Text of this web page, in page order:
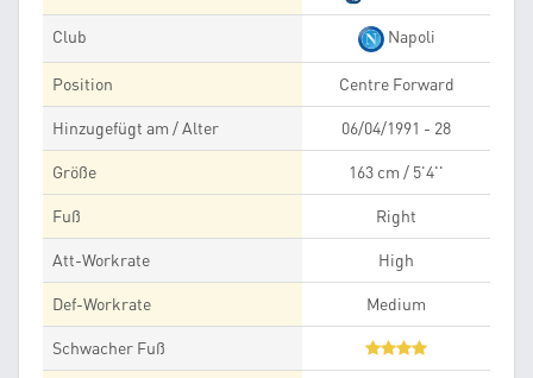
Club Napoli
Position Centre Forward
Hinzugefügt am / Alter 06/04/1991 - 28
Größe 163 cm / 5'4''
Fuß Right
Att-Workrate High
Def-Workrate Medium
Schwacher Fuß